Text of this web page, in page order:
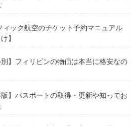
ィック航空のチケット予約マニュアル
】
別】フィリピンの物価は本当に格安なの
版】パスポートの取得・更新や知ってお